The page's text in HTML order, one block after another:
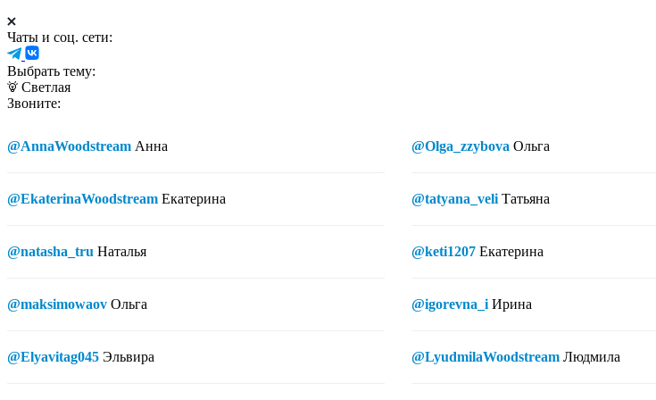
Чаты и соц. сети:
Выбрать тему:
Светлая
Звоните:
@AnnaWoodstream Анна
@EkaterinaWoodstream Екатерина
@natasha_tru Наталья
@maksimowaov Ольга
@Elyavitag045 Эльвира
@Olga_zzybova Ольга
@tatyana_veli Татьяна
@keti1207 Екатерина
@igorevna_i Ирина
@LyudmilaWoodstream Людмила